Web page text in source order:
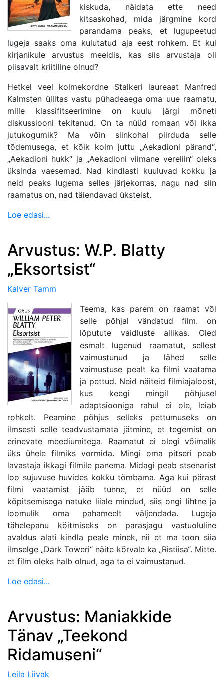
kiskuda, näidata ette need
kitsaskohad, mida järgmine kord
parandama peaks, et lugupeetud
lugeja saaks oma kulutatud aja eest rohkem. Et kui
kirjanikule arvustus meeldis, kas siis arvustaja oli
piisavalt kriitiline olnud?
Hetkel veel kolmekordne Stalkeri laureaat Manfred
Kalmsten üllitas vastu pühadeaega oma uue raamatu,
mille klassifitseerimine on kuulu järgi mõneti
diskussiooni tekitanud. On ta nüüd romaan või ikka
jutukogumik? Ma võin siinkohal piirduda selle
tõdemusega, et kõik kolm juttu „Aekadioni pärand“,
„Aekadioni hukk“ ja „Aekadioni viimane vereliin“ oleks
üksinda vaesemad. Nad kindlasti kuuluvad kokku ja
neid peaks lugema selles järjekorras, nagu nad siin
raamatus on, nad täiendavad üksteist.
Loe edasi...
Arvustus: W.P. Blatty
„Eksortsist“
Kalver Tamm
Teema, kas parem on raamat või
selle põhjal vändatud film. on
lõputute vaidluste allikas. Oled
esmalt lugenud raamatut, sellest
vaimustunud ja lähed selle
vaimustuse pealt ka filmi vaatama
ja pettud. Neid näiteid filmiajaloost,
kus keegi mingil põhjusel
adaptsiooniga rahul ei ole, leiab
rohkelt. Peamine põhjus selleks pettumuseks on
ilmsesti selle teadvustamata jätmine, et tegemist on
erinevate meediumitega. Raamatut ei olegi võimalik
üks ühele filmiks vormida. Mingi oma pitseri peab
lavastaja ikkagi filmile panema. Midagi peab stsenarist
loo sujuvuse huvides kokku tõmbama. Aga kui pärast
filmi vaatamist jääb tunne, et nüüd on selle
kõpitsemisega natuke liiale mindud, siis ongi lihtne ja
loomulik oma pahameelt väljendada. Lugeja
tähelepanu köitmiseks on parasjagu vastuoluline
avaldus alati kindla peale minek, nii et ma toon siia
ilmselge „Dark Toweri“ näite kõrvale ka „Ristiisa“. Mitte.
et film oleks halb olnud, aga ta ei vaimustanud.
Loe edasi...
Arvustus: Maniakkide
Tänav „Teekond
Ridamuseni“
Leila Liivak